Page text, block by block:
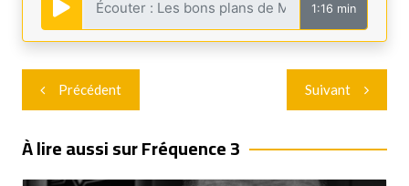
1:16 min
Navigation
de
l’article
Précédent Suivant
À lire aussi sur Fréquence 3